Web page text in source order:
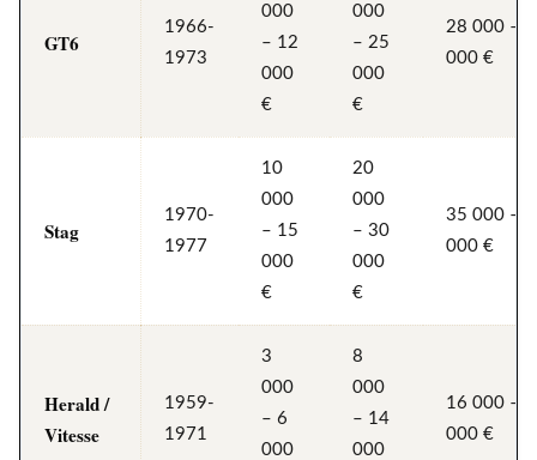
GT6
1966-
1973
000
– 12
000
€
000
– 25
000
€
28 000 –
000 €
Stag
1970-
1977
10
000
– 15
000
€
20
000
– 30
000
€
35 000 –
000 €
Herald /
Vitesse
1959-
1971
3
000
– 6
000
8
000
– 14
000
16 000 –
000 €